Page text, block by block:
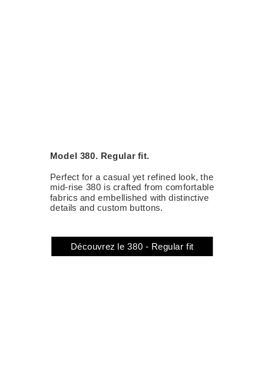
Model 380. Regular fit.
Perfect for a casual yet refined look, the
mid-rise 380 is crafted from comfortable
fabrics and embellished with distinctive
details and custom buttons.
Découvrez le 380 - Regular fit